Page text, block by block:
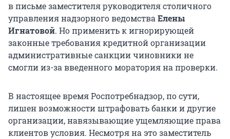
в письме заместителя руководителя столичного
управления надзорного ведомства Елены
Игнатовой. Но применить к игнорирующей
законные требования кредитной организации
административные санкции чиновники не
смогли из-за введенного моратория на проверки.
В настоящее время Роспотребнадзор, по сути,
лишен возможности штрафовать банки и другие
организации, навязывающие ущемляющие права
клиентов условия. Несмотря на это заместитель